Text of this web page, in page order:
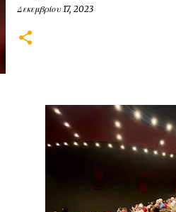
Δεκεμβρίου 17, 2023